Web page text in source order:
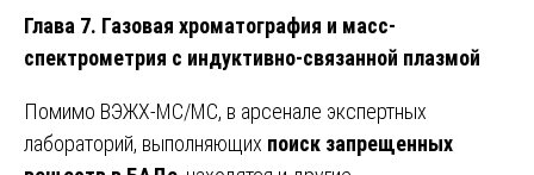
Глава 7. Газовая хроматография и масс-
спектрометрия с индуктивно-связанной плазмой
Помимо ВЭЖХ-МС/МС, в арсенале экспертных
лабораторий, выполняющих поиск запрещенных